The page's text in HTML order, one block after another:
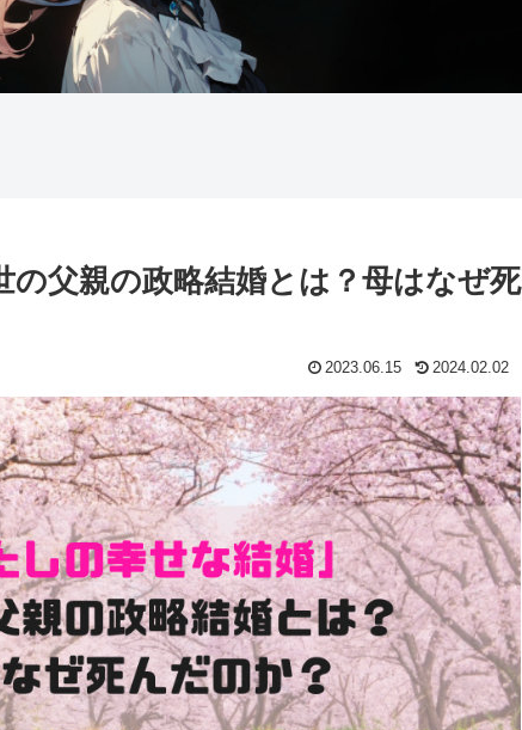
の父親の政略結婚とは？母はなぜ死
2023.06.15 2024.02.02